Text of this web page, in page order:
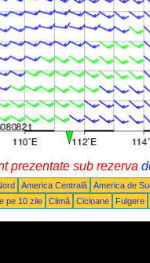
prezentate sub rezerva
America Centrală America de
pe 10 zile Climă Cicloane Fulgere